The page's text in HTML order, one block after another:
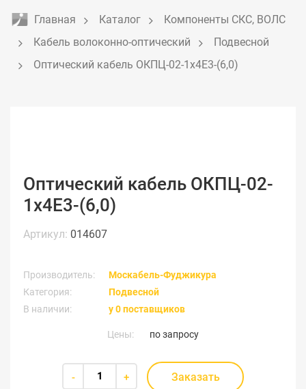
Главная Каталог
Компоненты СКС, ВОЛС
Кабель волоконно-оптический
Подвесной
Оптический кабель ОКПЦ-02-1х4Е3-(6,0)
Оптический кабель ОКПЦ-02-
1х4Е3-(6,0)
Артикул: 014607
Производитель:
Москабель-Фуджикура
Категория:
Подвесной
В наличии:
у 0 поставщиков
Цены: по запросу
- + Заказать